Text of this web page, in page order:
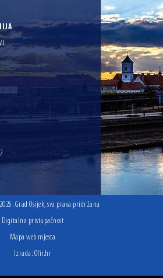
Grad Osijek, sva prava pridržana
Digitalna pristupačnost
Mapa web mjesta
Izrada: Ofir.hr